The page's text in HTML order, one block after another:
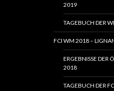
2019
TAGEBUCH DER
FCI WM 2018 –
ERGEBNISSE DER
2018
TAGEBUCH DER